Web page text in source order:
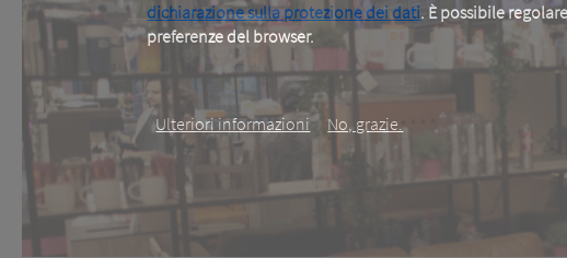
dichiarazione sulla protezione dei dati. È possibile
preferenze del browser.
Ulteriori informazioni No, grazie.